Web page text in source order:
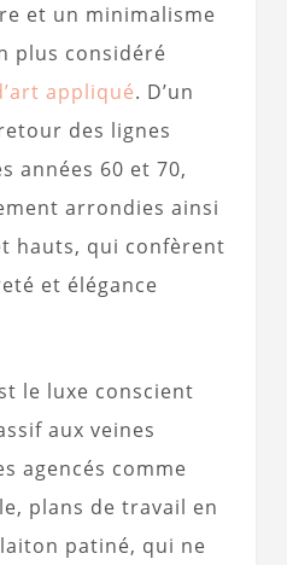
et un minimalisme
plus considéré
appliqué. D’un
des lignes
années 60 et 70,
arrondies ainsi
hauts, qui confèrent
et élégance
le luxe conscient
aux veines
agencés comme
plans de travail en
patiné, qui ne